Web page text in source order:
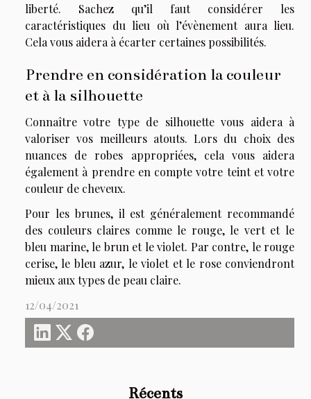
Récents
liberté. Sachez qu’il faut considérer les
caractéristiques du lieu où l’évènement aura lieu.
Cela vous aidera à écarter certaines possibilités.
Prendre en considération la couleur
et à la silhouette
Connaître votre type de silhouette vous aidera à
valoriser vos meilleurs atouts. Lors du choix des
nuances de robes appropriées, cela vous aidera
également à prendre en compte votre teint et votre
couleur de cheveux.
Pour les brunes, il est généralement recommandé
des couleurs claires comme le rouge, le vert et le
bleu marine, le brun et le violet. Par contre, le rouge
cerise, le bleu azur, le violet et le rose conviendront
mieux aux types de peau claire.
12/04/2021